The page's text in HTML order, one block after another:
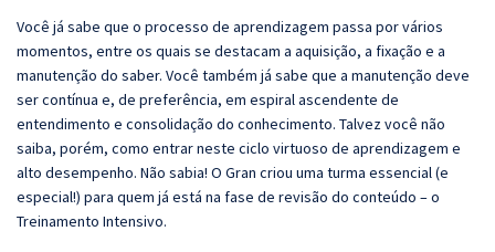
Você já sabe que o processo de aprendizagem passa por vários
momentos, entre os quais se destacam a aquisição, a fixação e a
manutenção do saber. Você também já sabe que a manutenção deve
ser contínua e, de preferência, em espiral ascendente de
entendimento e consolidação do conhecimento. Talvez você não
saiba, porém, como entrar neste ciclo virtuoso de aprendizagem e
alto desempenho. Não sabia! O Gran criou uma turma essencial (e
especial!) para quem já está na fase de revisão do conteúdo – o
Treinamento Intensivo.